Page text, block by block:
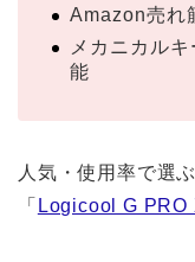
Amazon売れ
メカニカル
能
人気・使用率で選
「 Logicool G PRO